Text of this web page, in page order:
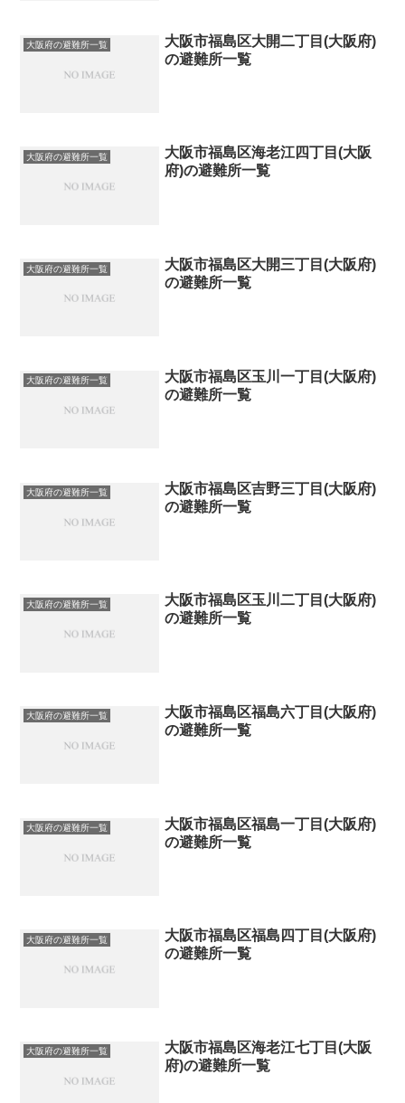
大阪府の避難所一覧
大阪市福島区大開二丁目(大阪府)
の避難所一覧
大阪府の避難所一覧
大阪市福島区海老江四丁目(大阪
府)の避難所一覧
大阪府の避難所一覧
大阪市福島区大開三丁目(大阪府)
の避難所一覧
大阪府の避難所一覧
大阪市福島区玉川一丁目(大阪府)
の避難所一覧
大阪府の避難所一覧
大阪市福島区吉野三丁目(大阪府)
の避難所一覧
大阪府の避難所一覧
大阪市福島区玉川二丁目(大阪府)
の避難所一覧
大阪府の避難所一覧
大阪市福島区福島六丁目(大阪府)
の避難所一覧
大阪府の避難所一覧
大阪市福島区福島一丁目(大阪府)
の避難所一覧
大阪府の避難所一覧
大阪市福島区福島四丁目(大阪府)
の避難所一覧
大阪府の避難所一覧
大阪市福島区海老江七丁目(大阪
府)の避難所一覧